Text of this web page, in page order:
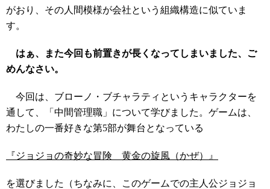
がおり、その人間模様が会社という組織構造に似ていま
す。
はぁ、また今回も前置きが長くなってしまいました、ご
めんなさい。
今回は、ブローノ・ブチャラティというキャラクターを
通して、「中間管理職」について学びました。ゲームは、
わたしの一番好きな第5部が舞台となっている
『ジョジョの奇妙な冒険 黄金の旋風（かぜ）』
を選びました（ちなみに、このゲームでの主人公ジョジョ